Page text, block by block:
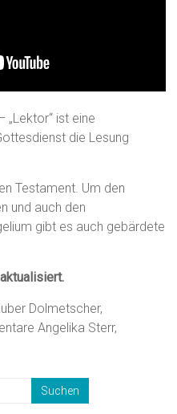
„Lektor“ ist eine
die Lesung
Testament. Um den
und auch den
gibt es auch gebärdete
Dolmetscher,
Angelika Sterr,